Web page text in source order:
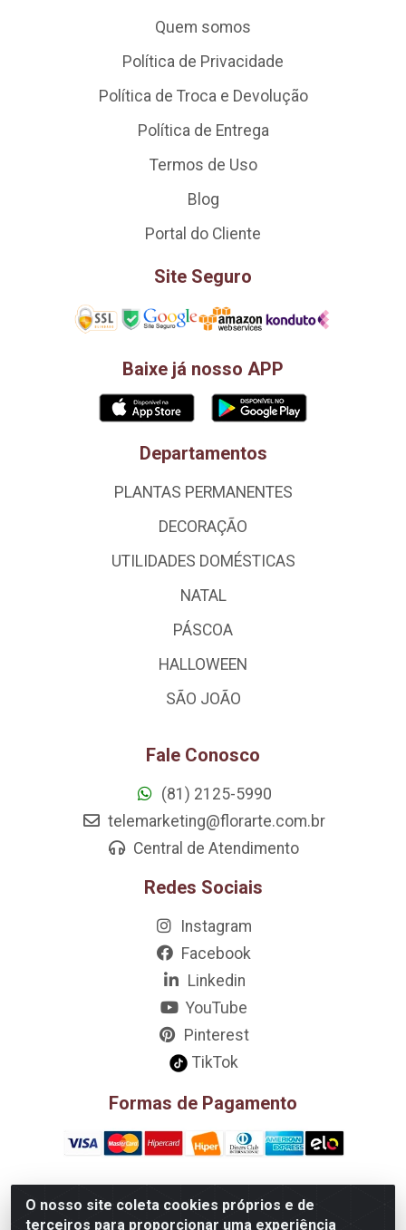
O nosso site coleta cookies próprios e de
terceiros para proporcionar uma experiência
Quem somos
Política de Privacidade
Política de Troca e Devolução
Política de Entrega
Termos de Uso
Blog
Portal do Cliente
Site Seguro
Baixe já nosso APP
Departamentos
PLANTAS PERMANENTES
DECORAÇÃO
UTILIDADES DOMÉSTICAS
NATAL
PÁSCOA
HALLOWEEN
SÃO JOÃO
Fale Conosco
(81) 2125-5990
telemarketing@florarte.com.br
Central de Atendimento
Redes Sociais
Instagram
Facebook
Linkedin
YouTube
Pinterest
TikTok
Formas de Pagamento
D&A Decoração e Ambientação LTDA - Rua Riachão, 807 –